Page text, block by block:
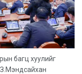
багц хуулийг